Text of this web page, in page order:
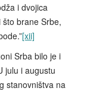
i dvojica
brane Srbe,
[xii]
Srba bilo je i
julu i augustu
stanovništva na